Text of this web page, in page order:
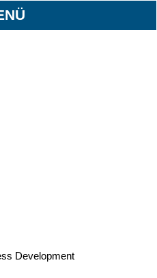
Development